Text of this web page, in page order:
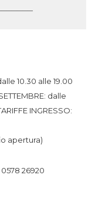
10.30 alle 19.00
dalle
INGRESSO:
apertura)
26920